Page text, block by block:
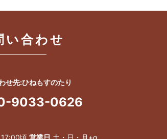
い合わせ
せ先:ひねもすのたり
9033-0626
頃 営業日 土・日・月+α